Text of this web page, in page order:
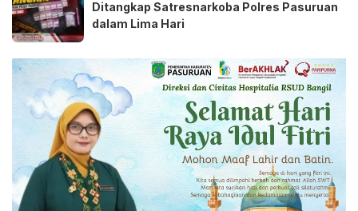
Ditangkap Satresnarkoba Polres Pasuruan
dalam Lima Hari